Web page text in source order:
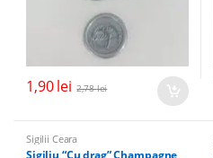
1,90lei 2,78lei
Sigilii Ceara
Sigiliu “Cu drag” Champagne